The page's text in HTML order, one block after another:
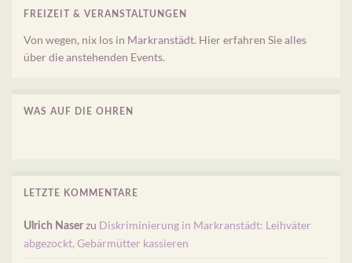
FREIZEIT & VERANSTALTUNGEN
Von wegen, nix los in Markranstädt. Hier erfahren Sie alles
über die anstehenden Events.
WAS AUF DIE OHREN
LETZTE KOMMENTARE
Ulrich Naser zu Diskriminierung in Markranstädt: Leihväter
abgezockt, Gebärmütter kassieren